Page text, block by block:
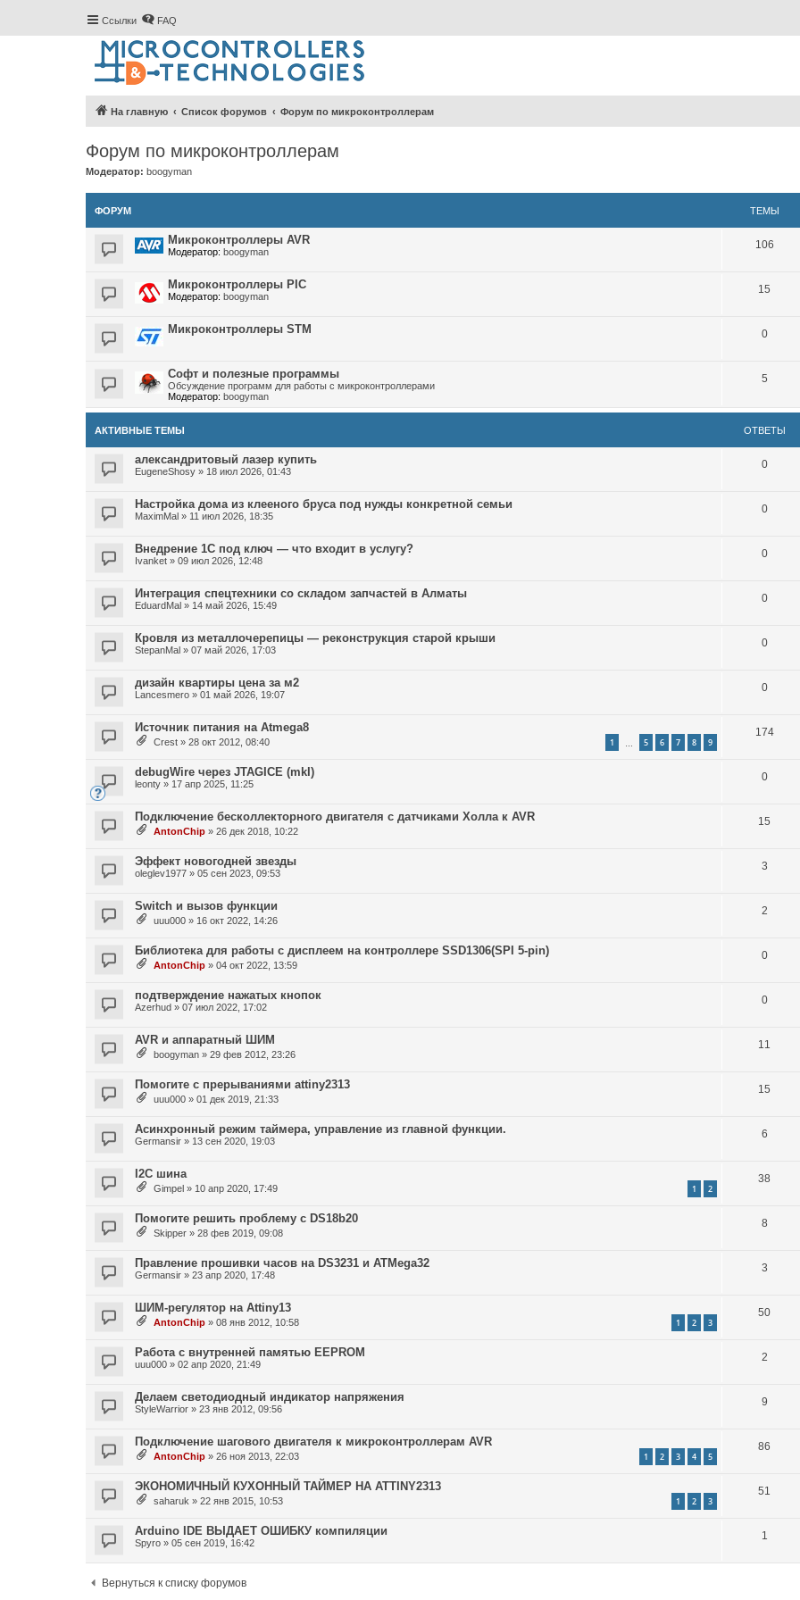
Ссылки FAQ
На главную Список форумов Форум по микроконтроллерам
Форум по микроконтроллерам
Модератор: boogyman
ФОРУМ ТЕМЫ
Микроконтроллеры AVR
Модератор: boogyman
106
Микроконтроллеры PIC
Модератор: boogyman
15
Микроконтроллеры STM 0
Софт и полезные программы
Обсуждение программ для работы с микроконтроллерами
Модератор: boogyman
5
АКТИВНЫЕ ТЕМЫ ОТВЕТЫ
александритовый лазер купить
EugeneShosy » 18 июл 2026, 01:43
0
Настройка дома из клееного бруса под нужды конкретной семьи
MaximMal » 11 июл 2026, 18:35
0
Внедрение 1С под ключ — что входит в услугу?
Ivanket » 09 июл 2026, 12:48
0
Интеграция спецтехники со складом запчастей в Алматы
EduardMal » 14 май 2026, 15:49
0
Кровля из металлочерепицы — реконструкция старой крыши
StepanMal » 07 май 2026, 17:03
0
дизайн квартиры цена за м2
Lancesmero » 01 май 2026, 19:07
0
Источник питания на Atmega8
Crest » 28 окт 2012, 08:40 1 5 6 7 8 9
174
debugWire через JTAGICE (mkI)
leonty » 17 апр 2025, 11:25
0
Подключение бесколлекторного двигателя с датчиками Холла к AVR
AntonChip » 26 дек 2018, 10:22
15
Эффект новогодней звезды
oleglev1977 » 05 сен 2023, 09:53
3
Switch и вызов функции
uuu000 » 16 окт 2022, 14:26
2
Библиотека для работы с дисплеем на контроллере SSD1306(SPI 5-pin)
AntonChip » 04 окт 2022, 13:59
0
подтверждение нажатых кнопок
Azerhud » 07 июл 2022, 17:02
0
AVR и аппаратный ШИМ
boogyman » 29 фев 2012, 23:26
11
Помогите с прерываниями attiny2313
uuu000 » 01 дек 2019, 21:33
15
Асинхронный режим таймера, управление из главной функции.
Germansir » 13 сен 2020, 19:03
6
I2C шина
Gimpel » 10 апр 2020, 17:49 1 2
38
Помогите решить проблему с DS18b20
Skipper » 28 фев 2019, 09:08
8
Правление прошивки часов на DS3231 и ATMega32
Germansir » 23 апр 2020, 17:48
3
ШИМ-регулятор на Attiny13
AntonChip » 08 янв 2012, 10:58 1 2 3
50
Работа с внутренней памятью EEPROM
uuu000 » 02 апр 2020, 21:49
2
Делаем светодиодный индикатор напряжения
StyleWarrior » 23 янв 2012, 09:56
9
Подключение шагового двигателя к микроконтроллерам AVR
AntonChip » 26 ноя 2013, 22:03 1 2 3 4 5
86
ЭКОНОМИЧНЫЙ КУХОННЫЙ ТАЙМЕР НА ATTINY2313
saharuk » 22 янв 2015, 10:53 1 2 3
51
Arduino IDE ВЫДАЕТ ОШИБКУ компиляции
Spyro » 05 сен 2019, 16:42
1
Вернуться к списку форумов